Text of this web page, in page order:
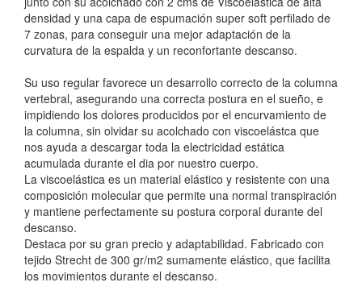
densidad y una capa de espumación super soft perfilado de
7 zonas, para conseguir una mejor adaptación de la
curvatura de la espalda y un reconfortante descanso.
Su uso regular favorece un desarrollo correcto de la columna
vertebral, asegurando una correcta postura en el sueño, e
impidiendo los dolores producidos por el encurvamiento de
la columna, sin olvidar su acolchado con viscoelástca que
nos ayuda a descargar toda la electricidad estática
acumulada durante el dia por nuestro cuerpo.
La viscoelástica es un material elástico y resistente con una
composición molecular que permite una normal transpiración
y mantiene perfectamente su postura corporal durante del
descanso.
Destaca por su gran precio y adaptabilidad. Fabricado con
tejido Strecht de 300 gr/m2 sumamente elástico, que facilita
los movimientos durante el descanso.